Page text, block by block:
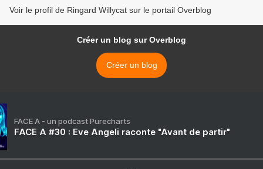
Voir le profil de Ringard Willycat sur le portail Overblog
Créer un blog sur Overblog
Créer un blog
FACE A - un podcast Purecharts
FACE A #30 : Eve Angeli raconte "Avant de partir"